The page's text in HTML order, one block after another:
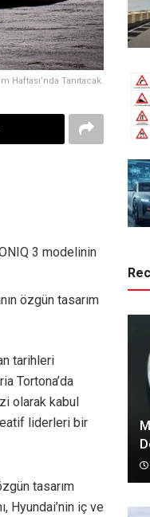
Haftası’nda Tanıtacak.
3 modelinin
özgün tasarım
tarihleri
Tortona’da
olarak kabul
liderleri bir
tasarım
Hyundai’nin iç ve